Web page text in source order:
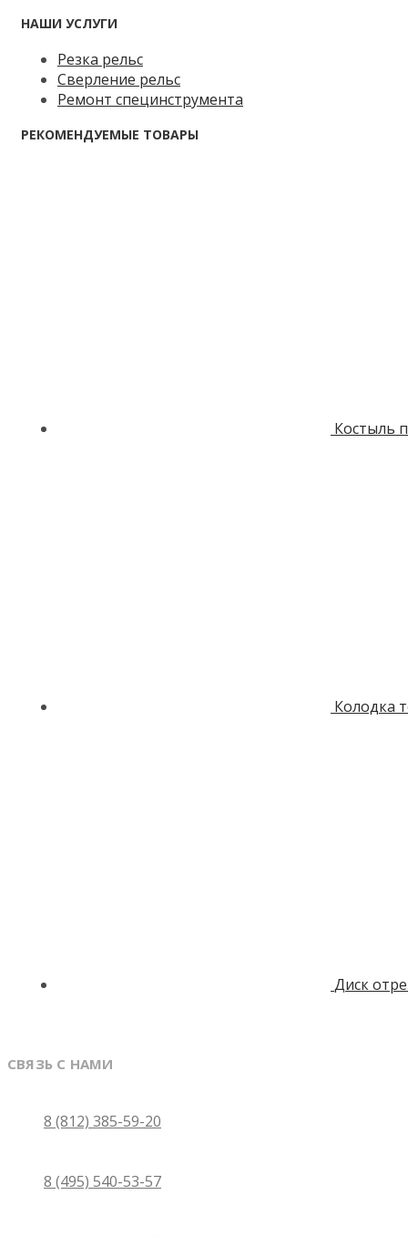
НАШИ УСЛУГИ
Резка рельс
Сверление рельс
Ремонт специнструмента
РЕКОМЕНДУЕМЫЕ ТОВАРЫ
Костыль
Колодка
Диск
СВЯЗЬ С НАМИ
8 (812) 385-59-20
8 (495) 540-53-57